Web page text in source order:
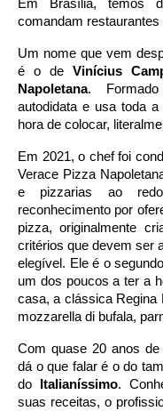
Em Brasília, temos
comandam
Um nome que vem
é o de Vinícius
Napoletana.
autodidata e usa toda
hora de colocar,
Em 2021, o chef foi
Verace Pizza
e pizzarias ao
reconhecimento por
pizza, originalmente
critérios que devem ser
elegível. Ele é o
um dos poucos a ter a
casa, a clássica Regina
mozzarella di bufala,
Com quase 20 anos
dá o que falar é o do
do
Italianíssimo.
suas receitas, o